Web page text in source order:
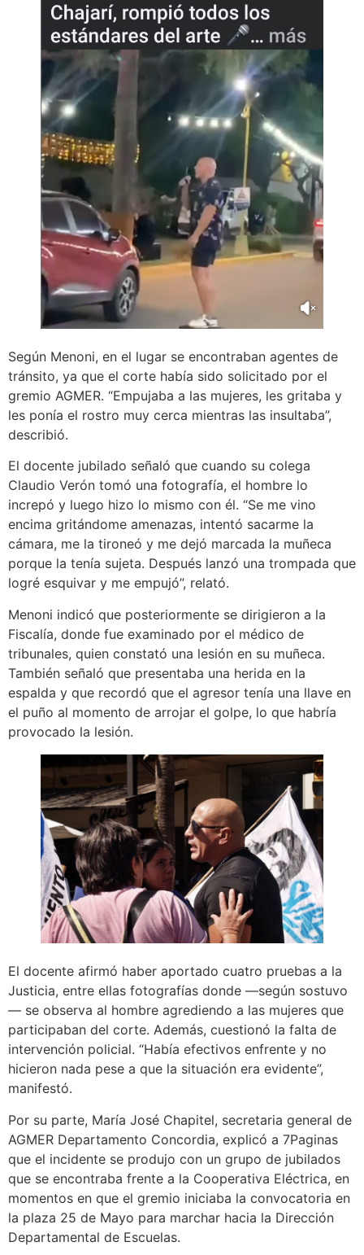
Según Menoni, en el lugar se encontraban agentes de
tránsito, ya que el corte había sido solicitado por el
gremio AGMER. “Empujaba a las mujeres, les gritaba y
les ponía el rostro muy cerca mientras las insultaba”,
describió.
El docente jubilado señaló que cuando su colega
Claudio Verón tomó una fotografía, el hombre lo
increpó y luego hizo lo mismo con él. “Se me vino
encima gritándome amenazas, intentó sacarme la
cámara, me la tironeó y me dejó marcada la muñeca
porque la tenía sujeta. Después lanzó una trompada que
logré esquivar y me empujó”, relató.
Menoni indicó que posteriormente se dirigieron a la
Fiscalía, donde fue examinado por el médico de
tribunales, quien constató una lesión en su muñeca.
También señaló que presentaba una herida en la
espalda y que recordó que el agresor tenía una llave en
el puño al momento de arrojar el golpe, lo que habría
provocado la lesión.
El docente afirmó haber aportado cuatro pruebas a la
Justicia, entre ellas fotografías donde —según sostuvo
— se observa al hombre agrediendo a las mujeres que
participaban del corte. Además, cuestionó la falta de
intervención policial. “Había efectivos enfrente y no
hicieron nada pese a que la situación era evidente”,
manifestó.
Por su parte, María José Chapitel, secretaria general de
AGMER Departamento Concordia, explicó a 7Paginas
que el incidente se produjo con un grupo de jubilados
que se encontraba frente a la Cooperativa Eléctrica, en
momentos en que el gremio iniciaba la convocatoria en
la plaza 25 de Mayo para marchar hacia la Dirección
Departamental de Escuelas.